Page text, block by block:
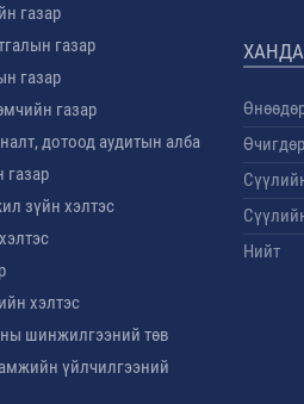
газар
газар
газар
газар
дотоод аудитын алба
газар
зүйн хэлтэс
хэлтэс
шинжилгээний төв
үйлчилгээний
Өчигдөр
Нийт